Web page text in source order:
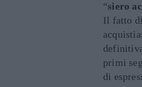
“siero
Il fatto
primi
di